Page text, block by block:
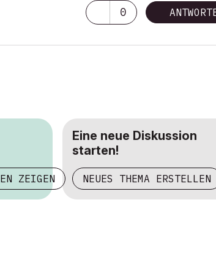
0
ZEIGEN
Eine neue Diskussion
starten!
NEUES THEMA ERSTELLEN